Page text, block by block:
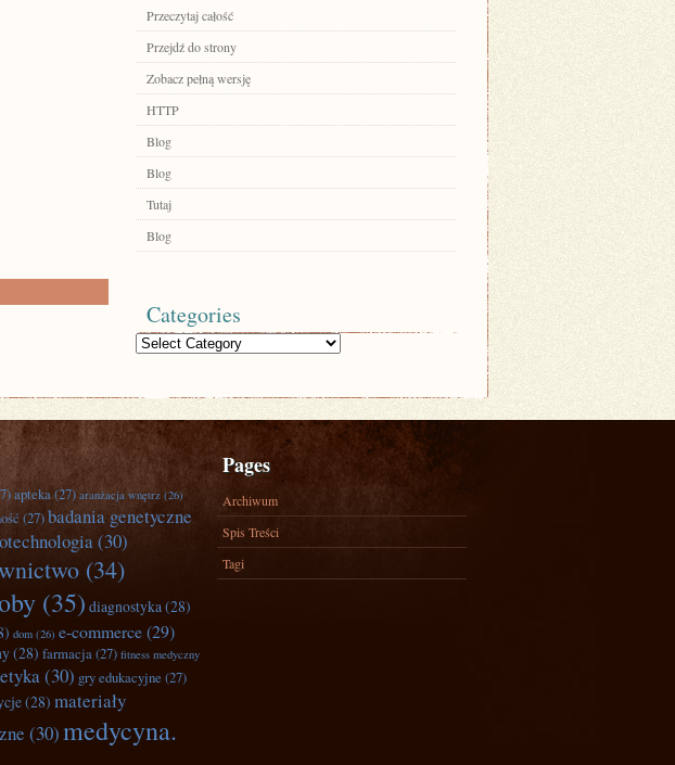
Przeczytaj całość
Przejdź do strony
Zobacz pełną wersję
HTTP
Blog
Blog
Tutaj
Blog
Categories
Categories
apteka(27) aranżacja wnętrz (26)
(27)badania genetyczne
(30)
(34)
(35) diagnostyka(28)
dom (26) e-commerce(29)
(28) farmacja(27) fitness medyczny
(30) gry edukacyjne (27)
(28) materiały
(30)medycyna.
Pages
Archiwum
Spis Treści
Tagi